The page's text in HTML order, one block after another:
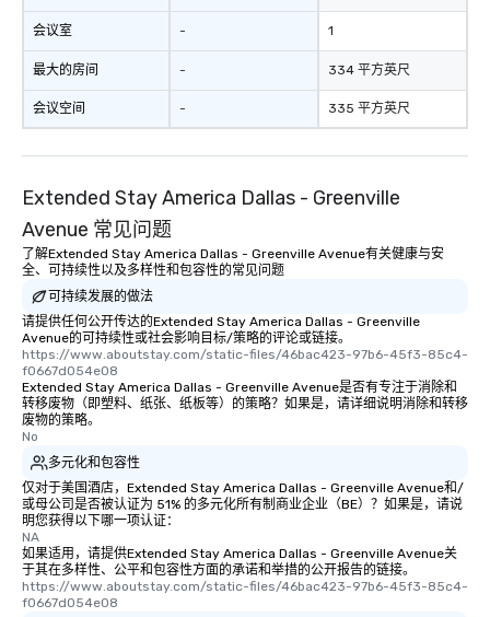
会议室
最大的房间
会议空间
-
-
-
1
334 平方英尺
335 平方英尺
Extended Stay America Dallas - Greenville
Avenue 常见问题
了解Extended Stay America Dallas - Greenville Avenue有关健康与安
全、可持续性以及多样性和包容性的常见问题
可持续发展的做法
请提供任何公开传达的Extended Stay America Dallas - Greenville
Avenue的可持续性或社会影响目标/策略的评论或链接。
https://www.aboutstay.com/static-files/46bac423-97b6-45f3-85c4-
f0667d054e08
Extended Stay America Dallas - Greenville Avenue是否有专注于消除和
转移废物（即塑料、纸张、纸板等）的策略？如果是，请详细说明消除和转移
废物的策略。
No
多元化和包容性
仅对于美国酒店，Extended Stay America Dallas - Greenville Avenue和/
或母公司是否被认证为 51% 的多元化所有制商业企业（BE）？如果是，请说
明您获得以下哪一项认证：
NA
如果适用，请提供Extended Stay America Dallas - Greenville Avenue关
于其在多样性、公平和包容性方面的承诺和举措的公开报告的链接。
https://www.aboutstay.com/static-files/46bac423-97b6-45f3-85c4-
f0667d054e08